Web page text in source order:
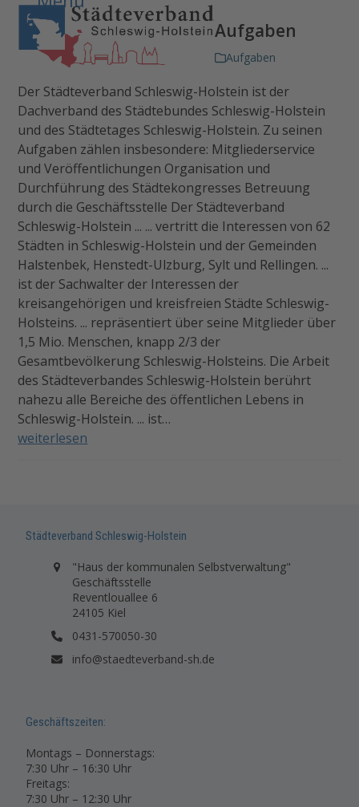
Skip
content
Open
mobile
menu
Close
mobile
menu
Aufgaben
Aufgaben
Der Städteverband Schleswig-Holstein ist der
Dachverband des Städtebundes Schleswig-Holstein
und des Städtetages Schleswig-Holstein. Zu seinen
Aufgaben zählen insbesondere: Mitgliederservice
und Veröffentlichungen Organisation und
Durchführung des Städtekongresses Betreuung
durch die Geschäftsstelle Der Städteverband
Schleswig-Holstein ... ... vertritt die Interessen von 62
Städten in Schleswig-Holstein und der Gemeinden
Halstenbek, Henstedt-Ulzburg, Sylt und Rellingen. ...
ist der Sachwalter der Interessen der
kreisangehörigen und kreisfreien Städte Schleswig-
Holsteins. ... repräsentiert über seine Mitglieder über
1,5 Mio. Menschen, knapp 2/3 der
Gesamtbevölkerung Schleswig-Holsteins. Die Arbeit
des Städteverbandes Schleswig-Holstein berührt
nahezu alle Bereiche des öffentlichen Lebens in
Schleswig-Holstein. ... ist…
weiterlesen
Städteverband Schleswig-Holstein
"Haus der kommunalen Selbstverwaltung"
Geschäftsstelle
Reventlouallee 6
24105 Kiel
0431-570050-30
info@staedteverband-sh.de
Geschäftszeiten:
Montags – Donnerstags:
7:30 Uhr – 16:30 Uhr
Freitags:
7:30 Uhr – 12:30 Uhr